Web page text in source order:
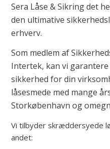
Sera Låse & Sikring det
den ultimative
erhverv.
Som medlem af
Intertek, kan vi
sikkerhed for din
låsesmede med mange
Storkøbenhavn og
Vi tilbyder skræddersyede
andet: